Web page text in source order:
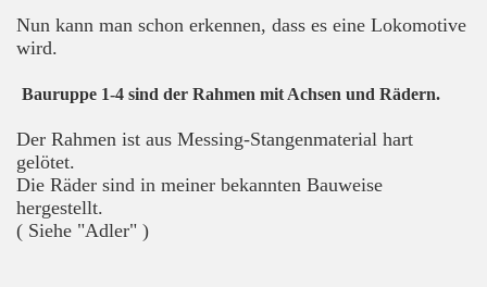
Nun kann man schon erkennen, dass es eine Lokomotive
wird.
Bauruppe 1-4 sind der Rahmen mit Achsen und Rädern.
Der Rahmen ist aus Messing-Stangenmaterial hart
gelötet.
Die Räder sind in meiner bekannten Bauweise
hergestellt.
( Siehe "Adler" )